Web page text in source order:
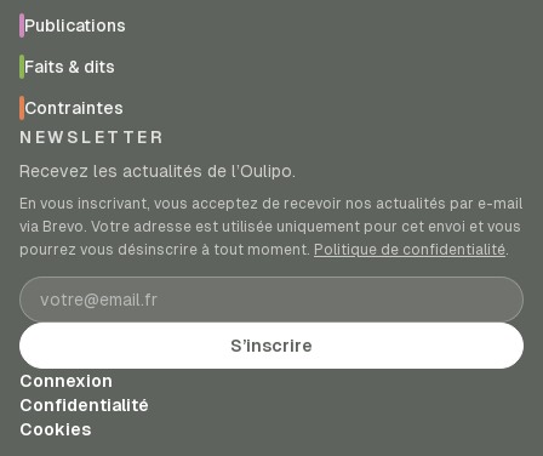
Publications
Faits & dits
Contraintes
NEWSLETTER
Recevez les actualités de l’Oulipo.
En vous inscrivant, vous acceptez de recevoir nos actualités par e-mail
via Brevo. Votre adresse est utilisée uniquement pour cet envoi et vous
pourrez vous désinscrire à tout moment. Politique de confidentialité.
Adresse e-mail
S’inscrire
Connexion
Confidentialité
Cookies